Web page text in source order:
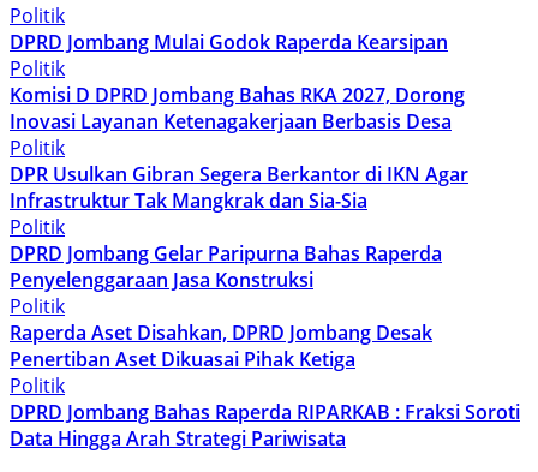
Politik
DPRD Jombang Mulai Godok Raperda Kearsipan
Politik
Komisi D DPRD Jombang Bahas RKA 2027, Dorong
Inovasi Layanan Ketenagakerjaan Berbasis Desa
Politik
DPR Usulkan Gibran Segera Berkantor di IKN Agar
Infrastruktur Tak Mangkrak dan Sia-Sia
Politik
DPRD Jombang Gelar Paripurna Bahas Raperda
Penyelenggaraan Jasa Konstruksi
Politik
Raperda Aset Disahkan, DPRD Jombang Desak
Penertiban Aset Dikuasai Pihak Ketiga
Politik
DPRD Jombang Bahas Raperda RIPARKAB : Fraksi Soroti
Data Hingga Arah Strategi Pariwisata